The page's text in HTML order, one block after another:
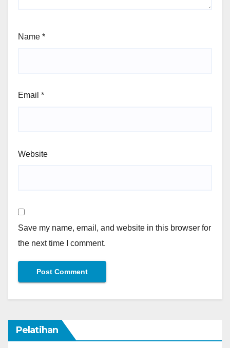
Name *
Email *
Website
Save my name, email, and website in this browser for
the next time I comment.
Pelatihan